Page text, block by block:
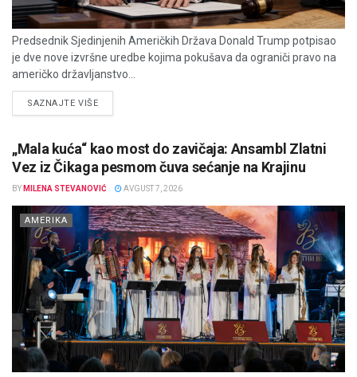
Predsednik Sjedinjenih Američkih Država Donald Trump potpisao
je dve nove izvršne uredbe kojima pokušava da ograniči pravo na
američko državljanstvo...
SAZNAJTE VIŠEDETAILS
„Mala kuća“ kao most do zavičaja: Ansambl Zlatni
Vez iz Čikaga pesmom čuva sećanje na Krajinu
BY MILENA STEVANOVIĆ AVGUST 7, 2026
AMERIKA